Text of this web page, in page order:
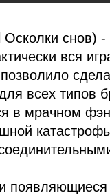
снов) -
вся
всех типов
в мрачном